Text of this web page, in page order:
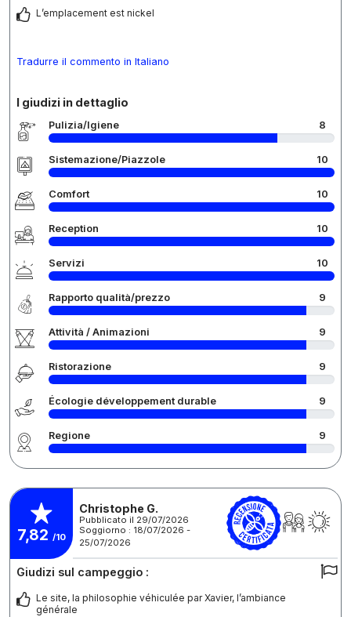
L’emplacement est nickel
Tradurre il commento in Italiano
I giudizi in dettaglio
Pulizia/Igiene 8
Sistemazione/Piazzole 10
Comfort 10
Reception 10
Servizi 10
Rapporto qualità/prezzo 9
Attività / Animazioni 9
Ristorazione 9
Écologie développement durable 9
Regione 9
7,82 /10
Christophe G.
Pubblicato il 29/07/2026
Soggiorno : 18/07/2026 -
25/07/2026
Giudizi sul campeggio :
Le site, la philosophie véhiculée par Xavier, l’ambiance
générale